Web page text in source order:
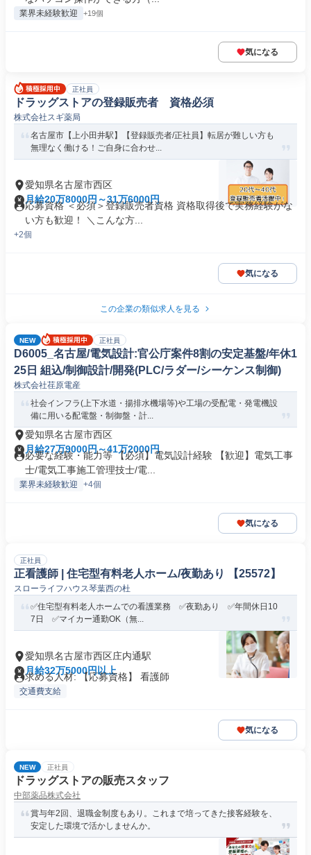
業界未経験歓迎 +19個
気になる
正社員
ドラッグストアの登録販売者 資格必須
株式会社スギ薬局
名古屋市【上小田井駅】【登録販売者/正社員】転居が難しい方も
無理なく働ける！ご自身に合わせ...
愛知県名古屋市西区
月給20万8000円～31万6000円
応募資格 ＜必須＞登録販売者資格 資格取得後で実務経験がな
い方も歓迎！ ＼こんな方...
+2個
気になる
この企業の類似求人を見る
NEW 正社員
D6005_名古屋/電気設計:官公庁案件8割の安定基盤/年休1
25日 組込/制御設計/開発(PLC/ラダー/シーケンス制御)
株式会社荏原電産
社会インフラ(上下水道・揚排水機場等)や工場の受配電・発電機設
備に用いる配電盤・制御盤・計...
愛知県名古屋市西区
月給27万9000円～41万2000円
必要な経験・能力等 【必須】電気設計経験 【歓迎】電気工事
士/電気工事施工管理技士/電...
業界未経験歓迎 +4個
気になる
正社員
正看護師 | 住宅型有料老人ホーム/夜勤あり 【25572】
スローライフハウス琴葉西の杜
✅住宅型有料老人ホームでの看護業務 ✅夜勤あり ✅年間休日10
7日 ✅マイカー通勤OK（無...
愛知県名古屋市西区庄内通駅
月給32万5000円以上
求める人材: 【応募資格】 看護師
交通費支給
気になる
NEW 正社員
ドラッグストアの販売スタッフ
中部薬品株式会社
賞与年2回、退職金制度もあり。これまで培ってきた接客経験を、
安定した環境で活かしませんか。